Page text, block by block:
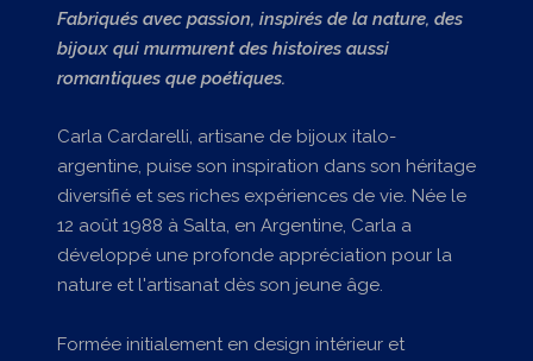
Fabriqués avec passion, inspirés de la nature, des
bijoux qui murmurent des histoires aussi
romantiques que poétiques.
Carla Cardarelli, artisane de bijoux italo-
argentine, puise son inspiration dans son héritage
diversifié et ses riches expériences de vie. Née le
12 août 1988 à Salta, en Argentine, Carla a
développé une profonde appréciation pour la
nature et l'artisanat dès son jeune âge.
Formée initialement en design intérieur et